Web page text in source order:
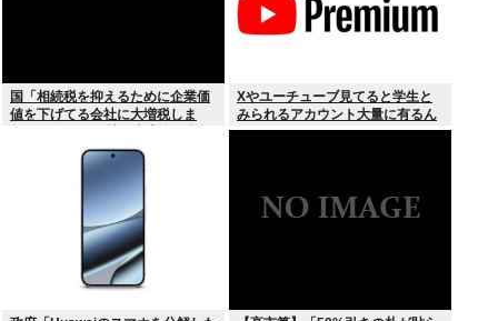
国「相続税を抑えるために企業価
値を下げてる会社に大増税しま
Xやユーチューブ見てると学生と
みられるアカウント大量に有るん
けど